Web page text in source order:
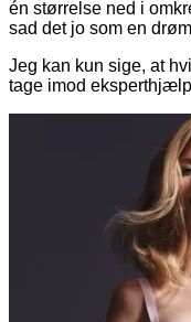
én størrelse ned i
sad det jo som en
Jeg kan kun sige, at
tage imod